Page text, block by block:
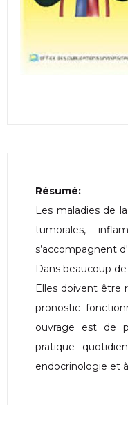
Résumé:
Les maladies de
tumorales,
s’accompagnent
Dans beaucoup
Elles doivent être
pronostic
ouvrage est de
pratique
endocrinologie et